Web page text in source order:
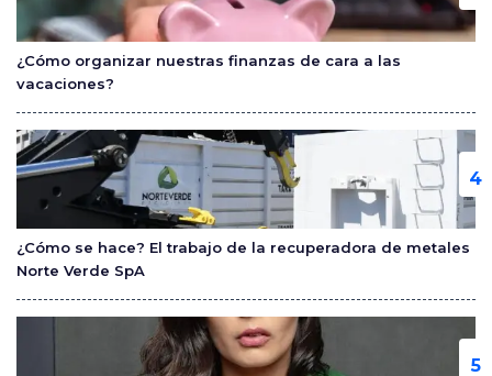
¿Cómo organizar nuestras finanzas de cara a las
vacaciones?
¿Cómo se hace? El trabajo de la recuperadora de metales
Norte Verde SpA